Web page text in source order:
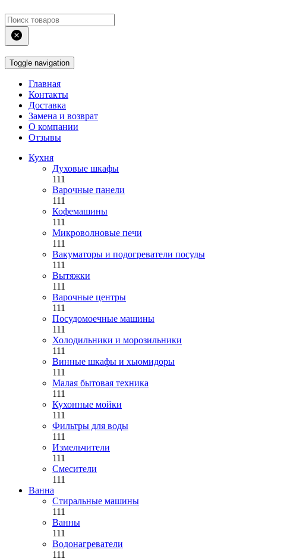
Toggle navigation
Главная
Контакты
Доставка
Замена и возврат
О компании
Отзывы
Кухня
Духовые шкафы
111
Варочные панели
111
Кофемашины
111
Микроволновые печи
111
Вакуматоры и подогреватели посуды
111
Вытяжки
111
Варочные центры
111
Посудомоечные машины
111
Холодильники и морозильники
111
Винные шкафы и хьюмидоры
111
Малая бытовая техника
111
Кухонные мойки
111
Фильтры для воды
111
Измельчители
111
Смесители
111
Ванна
Стиральные машины
111
Ванны
111
Водонагреватели
111